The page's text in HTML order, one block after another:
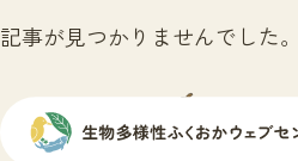
記事が見つかりませんでした。